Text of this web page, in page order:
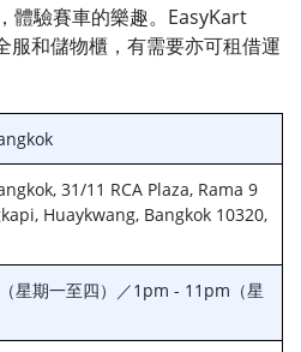
體驗賽車的樂趣。EasyKart
服和儲物櫃，有需要亦可租借運
31/11 RCA Plaza, Rama 9
Huaykwang, Bangkok 10320,
星期一至四）／1pm - 11pm（星